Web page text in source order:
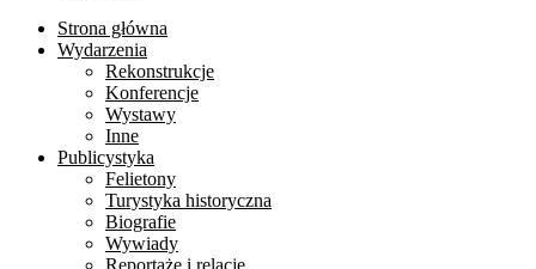
Strona główna
Wydarzenia
Rekonstrukcje
Konferencje
Wystawy
Inne
Publicystyka
Felietony
Turystyka historyczna
Biografie
Wywiady